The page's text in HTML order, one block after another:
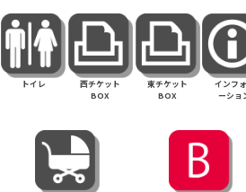
トイレ
西チケット
BOX
東チケット
BOX
インフ
ーショ